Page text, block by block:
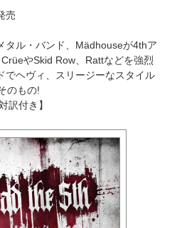
売
タル・バンド、Mädhouseが4thア
やSkid Row、Rattなどを強烈
でヘヴィ、スリージーなスタイル
のもの!
訳付き】